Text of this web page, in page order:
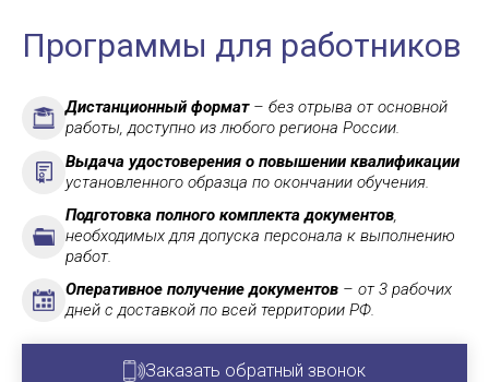
Программы для работников
Дистанционный формат– без отрыва от основной
работы, доступно из любого региона России.
Выдача удостоверения о повышении квалификации
установленного образца по окончании обучения.
Подготовка полного комплекта документов,
необходимых для допуска персонала к выполнению
работ.
Оперативное получение документов – от 3 рабочих
дней с доставкой по всей территории РФ.
Заказать обратный звонок